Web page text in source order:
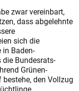
zwar vereinbart,
dass abgelehnte
sich die
in Baden-
die Bundesrats­
Grünen-
den Vollzug